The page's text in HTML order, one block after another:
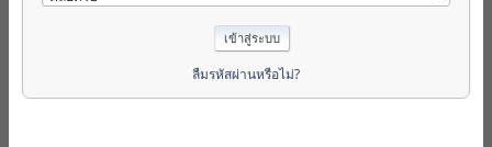
ลืมรหัสผ่านหรือไม่?